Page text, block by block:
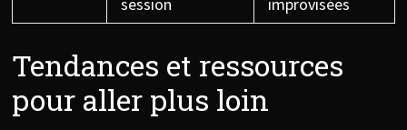
Tendances et ressources
pour aller plus loin